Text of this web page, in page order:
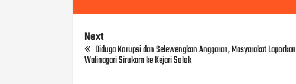
Next
Diduga Korupsi dan Selewengkan Anggaran, Masyarakat Laporkan
Walinagari Sirukam ke Kejari Solok